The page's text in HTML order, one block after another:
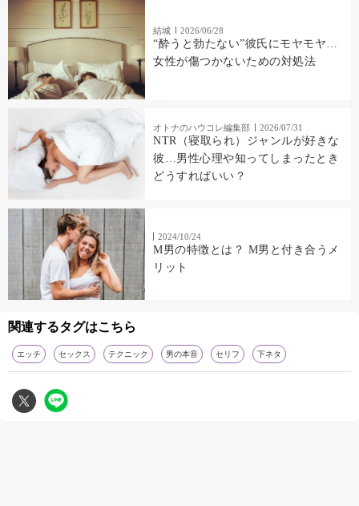
結城 2026/06/28
“酔うと勃たない”彼氏にモヤモヤ…
女性が傷つかないための対処法
オトナのハウコレ編集部 2026/07/31
NTR（寝取られ）ジャンルが好きな
彼…男性心理や知ってしまったとき
どうすればいい？
2024/10/24
M男の特徴とは？ M男と付き合うメ
リット
関連するタグはこちら
エッチ セックス テクニック 男の本音 セリフ 下ネタ